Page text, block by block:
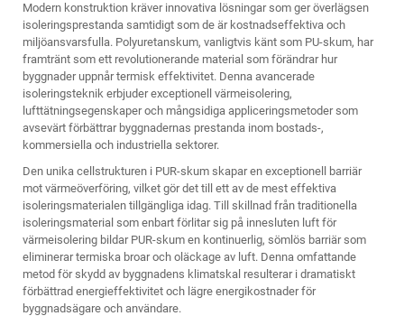
Modern konstruktion kräver innovativa lösningar som ger överlägsen
isoleringsprestanda samtidigt som de är kostnadseffektiva och
miljöansvarsfulla. Polyuretanskum, vanligtvis känt som PU-skum, har
framtränt som ett revolutionerande material som förändrar hur
byggnader uppnår termisk effektivitet. Denna avancerade
isoleringsteknik erbjuder exceptionell värmeisolering,
lufttätningsegenskaper och mångsidiga appliceringsmetoder som
avsevärt förbättrar byggnadernas prestanda inom bostads-,
kommersiella och industriella sektorer.
Den unika cellstrukturen i PUR-skum skapar en exceptionell barriär
mot värmeöverföring, vilket gör det till ett av de mest effektiva
isoleringsmaterialen tillgängliga idag. Till skillnad från traditionella
isoleringsmaterial som enbart förlitar sig på innesluten luft för
värmeisolering bildar PUR-skum en kontinuerlig, sömlös barriär som
eliminerar termiska broar och oläckage av luft. Denna omfattande
metod för skydd av byggnadens klimatskal resulterar i dramatiskt
förbättrad energieffektivitet och lägre energikostnader för
byggnadsägare och användare.